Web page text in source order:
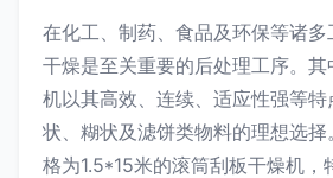
在化工、制药、食品及环保等诸
干燥是至关重要的后处理工序。
机以其高效、连续、适应性强等
状、糊状及滤饼类物料的理想选
格为1.5*15米的滚筒刮板干燥机，